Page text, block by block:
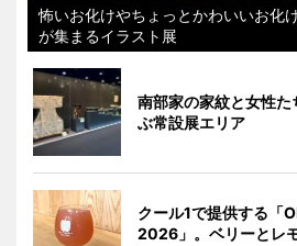
怖いお化けやちょっとかわいいお化
が集まるイラスト展
南部家の家紋と女性
ぶ常設展エリア
クール1で提供する「
2026」。ベリーとレ